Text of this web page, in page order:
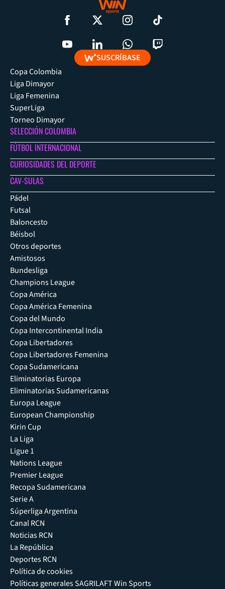
SUSCRÍBASE
Copa Colombia
Liga Dimayor
Liga Femenina
SuperLiga
Torneo Dimayor
SELECCIÓN COLOMBIA
FÚTBOL INTERNACIONAL
CURIOSIDADES DEL DEPORTE
CAV-SULAS
Pádel
Futsal
Baloncesto
Béisbol
Otros deportes
Amistosos
Bundesliga
Champions League
Copa América
Copa América Femenina
Copa del Mundo
Copa Intercontinental India
Copa Libertadores
Copa Libertadores Femenina
Copa Sudamericana
Eliminatorias Europa
Eliminatorias Sudamericanas
Europa League
European Championship
Kirin Cup
La Liga
Ligue 1
Nations League
Premier League
Recopa Sudamericana
Serie A
Súperliga Argentina
Canal RCN
Noticias RCN
La República
Deportes RCN
Política de cookies
Políticas generales SAGRILAFT Win Sports